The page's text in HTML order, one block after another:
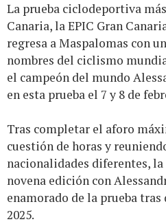
La prueba ciclodeportiva
Canaria, la EPIC Gran
regresa a Maspalomas con
nombres del ciclismo
el campeón del mundo
en esta prueba el 7 y 8 de
Tras completar el aforo
cuestión de horas y
nacionalidades diferentes, la
novena edición con
enamorado de la prueba
2025.